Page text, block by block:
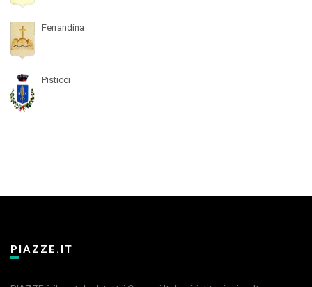
Ferrandina
Pisticci
PIAZZE.IT